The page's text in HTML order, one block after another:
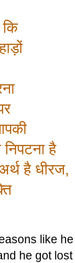
कि
निपटना है
है धीरज,
like
he got